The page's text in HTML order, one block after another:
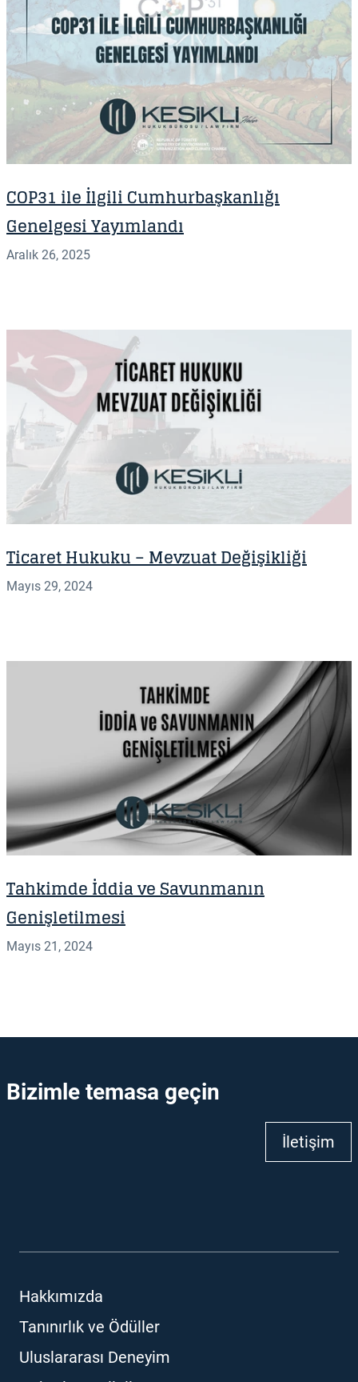
COP31 ile İlgili Cumhurbaşkanlığı
Genelgesi Yayımlandı
Aralık 26, 2025
Ticaret Hukuku – Mevzuat Değişikliği
Mayıs 29, 2024
Tahkimde İddia ve Savunmanın
Genişletilmesi
Mayıs 21, 2024
Bizimle temasa geçin
İletişim
Hakkımızda
Tanınırlık ve Ödüller
Uluslararası Deneyim